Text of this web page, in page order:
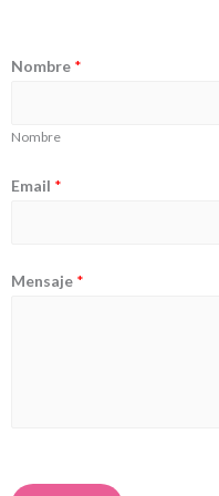
Nombre *
Nombre
Email *
Mensaje *